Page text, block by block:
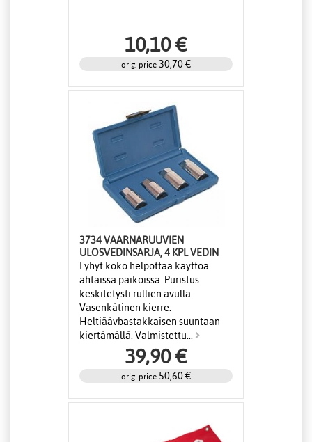
10,10 €
orig. price 30,70 €
3734 VAARNARUUVIEN
ULOSVEDINSARJA, 4 KPL VEDIN
Lyhyt koko helpottaa käyttöä
ahtaissa paikoissa. Puristus
keskitetysti rullien avulla.
Vasenkätinen kierre.
Heltiäävbastakkaisen suuntaan
kiertämällä. Valmistettu...
39,90 €
orig. price 50,60 €